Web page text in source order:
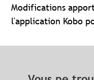
Modifications
l'application Kobo